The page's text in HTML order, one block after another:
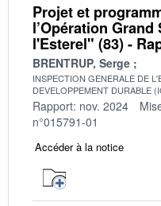
Projet et
l’Opération Grand
l'Esterel" (83) -
BRENTRUP, Serge
INSPECTION GENERALE DE
DEVELOPPEMENT DURABLE
Rapport: nov. 2024
n°015791-01
Accéder à la notice